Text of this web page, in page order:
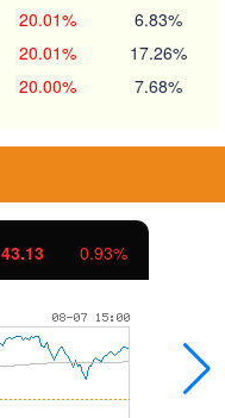
20.01% 6.83%
20.01% 17.26%
20.00% 7.68%
43.13 0.93%